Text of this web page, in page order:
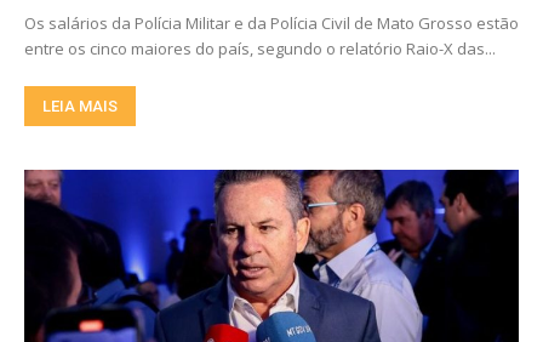
Os salários da Polícia Militar e da Polícia Civil de Mato Grosso estão
entre os cinco maiores do país, segundo o relatório Raio-X das...
LEIA MAIS